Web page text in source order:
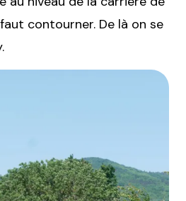
contourner. De là on se